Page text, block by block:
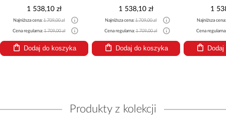
1 538,10 zł
Najniższa cena:1 709,00 zł
Cena regularna:1 709,00 zł
Dodaj do koszyka
1 538,10 zł
Najniższa cena:1 709,00 zł
Cena regularna:1 709,00 zł
Dodaj do koszyka
1
Najniższa
Cena
Produkty z kolekcji